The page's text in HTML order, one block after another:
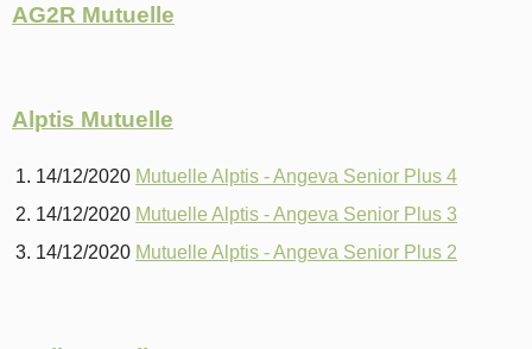
AG2R Mutuelle
Alptis Mutuelle
14/12/2020 Mutuelle Alptis - Angeva Senior Plus 4
14/12/2020 Mutuelle Alptis - Angeva Senior Plus 3
14/12/2020 Mutuelle Alptis - Angeva Senior Plus 2